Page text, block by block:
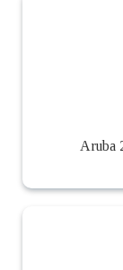
Aruba